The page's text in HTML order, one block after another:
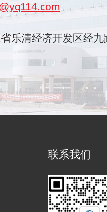
乐清经济开发区经九
联系我们